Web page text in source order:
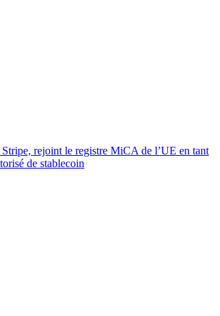
rejoint le registre MiCA de l’UE en tant
de stablecoin